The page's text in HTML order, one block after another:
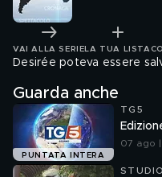
VAI ALLA SERIE LA TUA LISTA
Desirée poteva essere
Guarda anche
PUNTATA INTERA
TG5
07 ago